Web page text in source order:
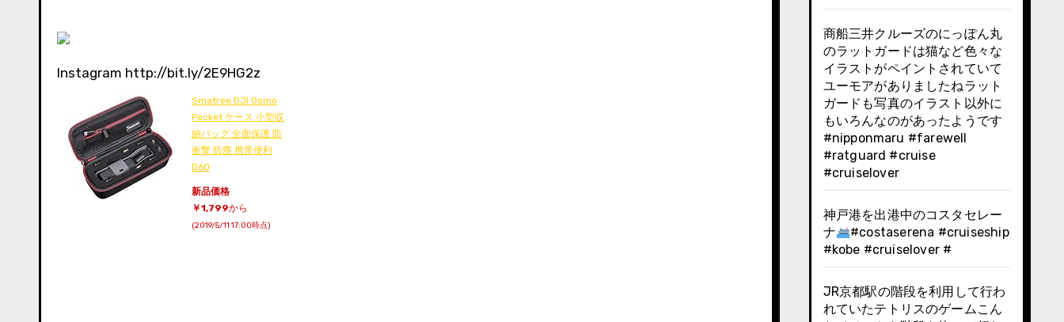
Instagram http://bit.ly/2E9HG2z
Smatree DJI Osmo
Pocket ケース 小型収
納バッグ 全面保護 防
衝撃 防塵 携帯便利
D60
新品価格
￥1,799から
(2019/5/11 17:00時点)
商船三井クルーズのにっぽん丸
のラットガードは猫など色々な
イラストがペイントされていて
ユーモアがありましたねラット
ガードも写真のイラスト以外に
もいろんなのがあったようです
#nipponmaru #farewell
#ratguard #cruise
#cruiselover
神戸港を出港中のコスタセレー
ナ
#costaserena #cruiseship
#kobe #cruiselover #
JR京都駅の階段を利用して行わ
れていたテトリスのゲームこん